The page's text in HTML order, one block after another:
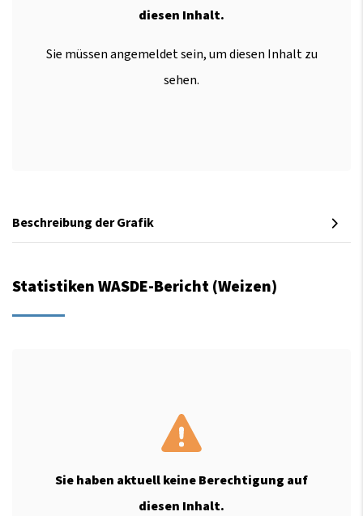
diesen Inhalt.
Sie müssen angemeldet sein, um diesen Inhalt zu
sehen.
Beschreibung der Grafik
Statistiken WASDE-Bericht (Weizen)
Sie haben aktuell keine Berechtigung auf
diesen Inhalt.